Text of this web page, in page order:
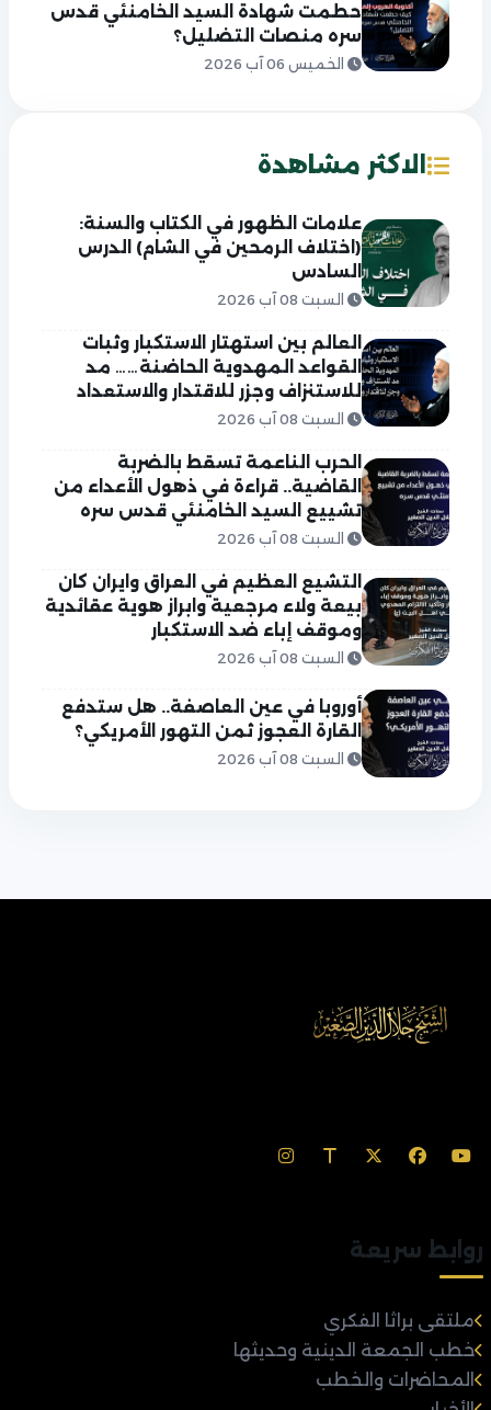
حطمت شهادة السيد الخامنئي قدس
سره منصات التضليل؟
الخميس 06 آب 2026
الاكثر مشاهدة
علامات الظهور في الكتاب والسنة:
(اختلاف الرمحين في الشام) الدرس
السادس
السبت 08 آب 2026
العالم بين استهتار الاستكبار وثبات
القواعد المهدوية الحاضنة…… مد
للاستنزاف وجزر للاقتدار والاستعداد
السبت 08 آب 2026
الحرب الناعمة تسقط بالضربة
القاضية.. قراءة في ذهول الأعداء من
تشييع السيد الخامنئي قدس سره
السبت 08 آب 2026
التشيع العظيم في العراق وايران كان
بيعة ولاء مرجعية وابراز هوية عقائدية
وموقف إباء ضد الاستكبار
السبت 08 آب 2026
أوروبا في عين العاصفة.. هل ستدفع
القارة العجوز ثمن التهور الأمريكي؟
السبت 08 آب 2026
روابط سريعة
ملتقى براثا الفكري
خطب الجمعة الدينية وحديثها
المحاضرات والخطب